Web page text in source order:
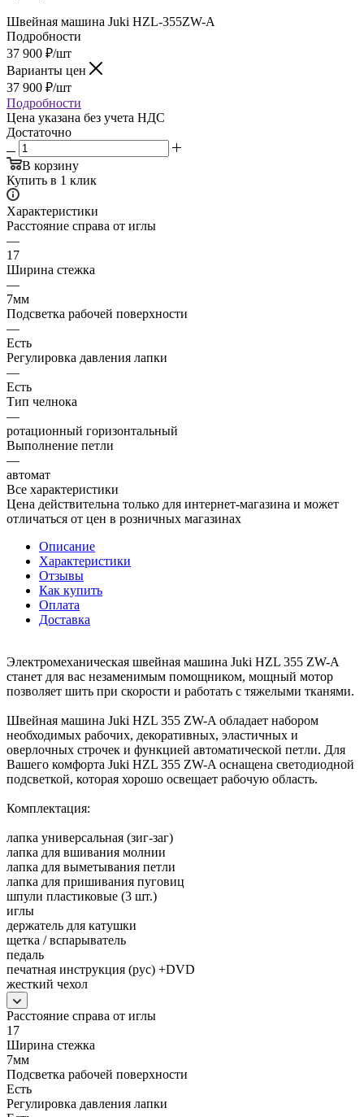
Швейная машина Juki HZL-355ZW-A
Подробности
37 900 ₽/шт
Варианты цен
37 900 ₽/шт
Подробности
Цена указана без учета НДС
Достаточно
В корзину
Купить в 1 клик
Характеристики
Расстояние справа от иглы
—
17
Ширина стежка
—
7мм
Подсветка рабочей поверхности
—
Есть
Регулировка давления лапки
—
Есть
Тип челнока
—
ротационный горизонтальный
Выполнение петли
—
автомат
Все характеристики
Цена действительна только для интернет-магазина и может
отличаться от цен в розничных магазинах
Описание
Характеристики
Отзывы
Как купить
Оплата
Доставка
Электромеханическая швейная машина Juki HZL 355 ZW-A
станет для вас незаменимым помощником, мощный мотор
позволяет шить при скорости и работать с тяжелыми тканями.
Швейная машина Juki HZL 355 ZW-A обладает набором
необходимых рабочих, декоративных, эластичных и
оверлочных строчек и функцией автоматической петли. Для
Вашего комфорта Juki HZL 355 ZW-A оснащена светодиодной
подсветкой, которая хорошо освещает рабочую область.
Комплектация:
лапка универсальная (зиг-заг)
лапка для вшивания молнии
лапка для выметывания петли
лапка для пришивания пуговиц
шпули пластиковые (3 шт.)
иглы
держатель для катушки
щетка / вспарыватель
педаль
печатная инструкция (рус) +DVD
жесткий чехол
Расстояние справа от иглы
17
Ширина стежка
7мм
Подсветка рабочей поверхности
Есть
Регулировка давления лапки